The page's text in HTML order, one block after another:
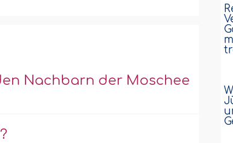
Nachbarn der Moschee